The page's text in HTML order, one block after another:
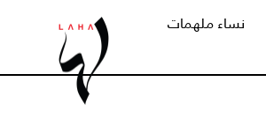
نساء ملهمات